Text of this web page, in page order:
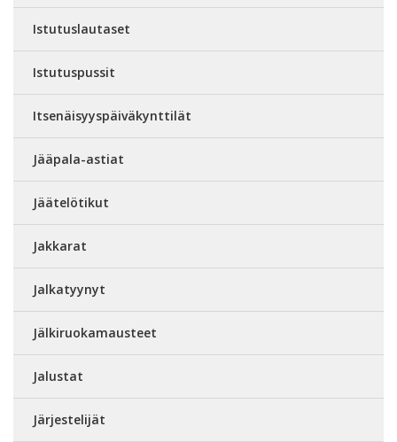
Istutuslautaset
Istutuspussit
Itsenäisyyspäiväkynttilät
Jääpala-astiat
Jäätelötikut
Jakkarat
Jalkatyynyt
Jälkiruokamausteet
Jalustat
Järjestelijät